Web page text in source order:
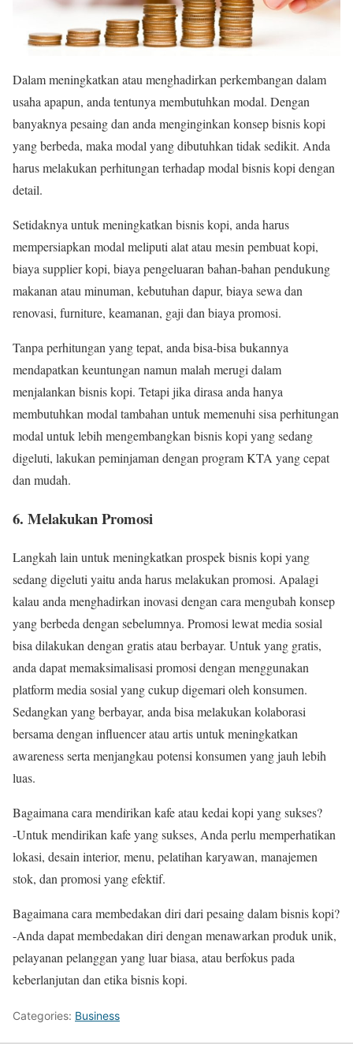
Dalam meningkatkan atau menghadirkan perkembangan dalam
usaha apapun, anda tentunya membutuhkan modal. Dengan
banyaknya pesaing dan anda menginginkan konsep bisnis kopi
yang berbeda, maka modal yang dibutuhkan tidak sedikit. Anda
harus melakukan perhitungan terhadap modal bisnis kopi dengan
detail.
Setidaknya untuk meningkatkan bisnis kopi, anda harus
mempersiapkan modal meliputi alat atau mesin pembuat kopi,
biaya supplier kopi, biaya pengeluaran bahan-bahan pendukung
makanan atau minuman, kebutuhan dapur, biaya sewa dan
renovasi, furniture, keamanan, gaji dan biaya promosi.
Tanpa perhitungan yang tepat, anda bisa-bisa bukannya
mendapatkan keuntungan namun malah merugi dalam
menjalankan bisnis kopi. Tetapi jika dirasa anda hanya
membutuhkan modal tambahan untuk memenuhi sisa perhitungan
modal untuk lebih mengembangkan bisnis kopi yang sedang
digeluti, lakukan peminjaman dengan program KTA yang cepat
dan mudah.
6. Melakukan Promosi
Langkah lain untuk meningkatkan prospek bisnis kopi yang
sedang digeluti yaitu anda harus melakukan promosi. Apalagi
kalau anda menghadirkan inovasi dengan cara mengubah konsep
yang berbeda dengan sebelumnya. Promosi lewat media sosial
bisa dilakukan dengan gratis atau berbayar. Untuk yang gratis,
anda dapat memaksimalisasi promosi dengan menggunakan
platform media sosial yang cukup digemari oleh konsumen.
Sedangkan yang berbayar, anda bisa melakukan kolaborasi
bersama dengan influencer atau artis untuk meningkatkan
awareness serta menjangkau potensi konsumen yang jauh lebih
luas.
Bagaimana cara mendirikan kafe atau kedai kopi yang sukses?
-Untuk mendirikan kafe yang sukses, Anda perlu memperhatikan
lokasi, desain interior, menu, pelatihan karyawan, manajemen
stok, dan promosi yang efektif.
Bagaimana cara membedakan diri dari pesaing dalam bisnis kopi?
-Anda dapat membedakan diri dengan menawarkan produk unik,
pelayanan pelanggan yang luar biasa, atau berfokus pada
keberlanjutan dan etika bisnis kopi.
Categories: Business